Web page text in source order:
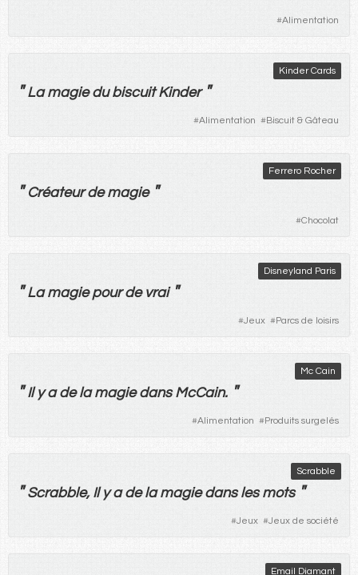
#Alimentation
Kinder Cards
" La magie du biscuitKinder "
#Alimentation #Biscuit & Gâteau
Ferrero Rocher
" Créateur de magie "
#Chocolat
Disneyland Paris
" La magie pour de vrai "
#Jeux #Parcs de loisirs
Mc Cain
" Il y a de la magie dansMcCain. "
#Alimentation #Produits surgelés
Scrabble
"Scrabble, Il y a de la magie dans les mots "
#Jeux #Jeux de société
Email Diamant